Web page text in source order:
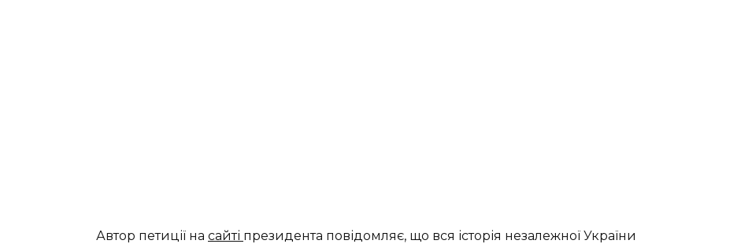
Автор петиції на сайті президента повідомляє, що вся історія незалежної України